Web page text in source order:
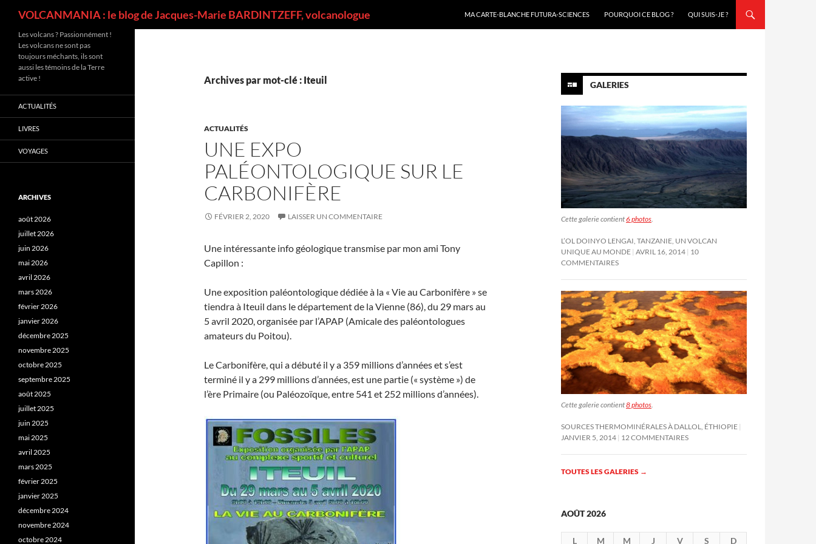
VOLCANMANIA : le blog de Jacques-Marie BARDINTZEFF, volcanologue
MA CARTE-BLANCHE FUTURA-SCIENCES
POURQUOI CE BLOG ? QUI SUIS-JE ?
Archives par mot-clé : Iteuil
ACTUALITÉS
UNE EXPO
PALÉONTOLOGIQUE SUR LE
CARBONIFÈRE
FÉVRIER 2, 2020 LAISSER UN COMMENTAIRE
Une intéressante info géologique transmise par mon ami Tony
Capillon :
Une exposition paléontologique dédiée à la « Vie au Carbonifère » se
tiendra à Iteuil dans le département de la Vienne (86), du 29 mars au
5 avril 2020, organisée par l’APAP (Amicale des paléontologues
amateurs du Poitou).
Le Carbonifère, qui a débuté il y a 359 millions d’années et s’est
terminé il y a 299 millions d’années, est une partie (« système ») de
l’ère Primaire (ou Paléozoïque, entre 541 et 252 millions d’années).
GALERIES
Cette galerie contient6 photos.
L’OL DOINYO LENGAI, TANZANIE, UN VOLCAN
UNIQUE AU MONDE AVRIL 16, 2014 10
COMMENTAIRES
Cette galerie contient8 photos
SOURCES THERMOMINÉRALES À DALLOL, ÉTHIOPIE
JANVIER 5, 2014 12 COMMENTAIRES
TOUTES LES GALERIES →
AOÛT 2026
L M M J V S
D
Les volcans ? Passionnément !
Les volcans ne sont pas
toujours méchants, ils sont
aussi les témoins de la Terre
active !
ACTUALITÉS
LIVRES
VOYAGES
ARCHIVES
août 2026
juillet 2026
juin 2026
mai 2026
avril 2026
mars 2026
février 2026
janvier 2026
décembre 2025
novembre 2025
octobre 2025
septembre 2025
août 2025
juillet 2025
juin 2025
mai 2025
avril 2025
mars 2025
février 2025
janvier 2025
décembre 2024
novembre 2024
octobre 2024